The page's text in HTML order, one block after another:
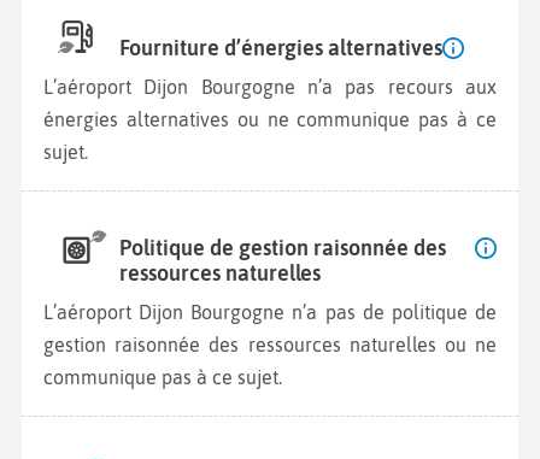
Fourniture d’énergies alternatives
L’aéroport Dijon Bourgogne n’a pas recours aux
énergies alternatives ou ne communique pas à ce
sujet.
Politique de gestion raisonnée des
ressources naturelles
L’aéroport Dijon Bourgogne n’a pas de politique de
gestion raisonnée des ressources naturelles ou ne
communique pas à ce sujet.